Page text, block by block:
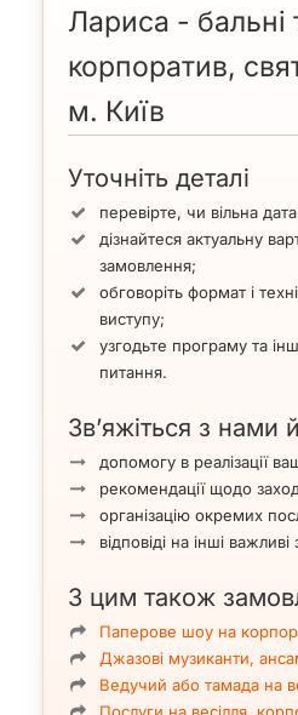
Лариса - бальні
корпоратив,
м. Київ
Уточніть деталі
перевірте, чи вільна
дізнайтеся актуальну
замовлення;
обговоріть формат і
виступу;
узгодьте програму та
питання.
Зв’яжіться з нами
допомогу в реалізації
рекомендації щодо
організацію окремих
відповіді на інші
З цим також
Паперове шоу на
Джазові музиканти,
Ведучий або тамада на